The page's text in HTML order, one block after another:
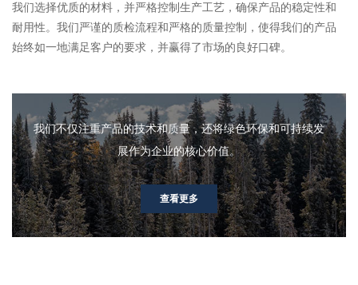
我们选择优质的材料，并严格控制生产工艺，确保产品的稳定性和
耐用性。我们严谨的质检流程和严格的质量控制，使得我们的产品
始终如一地满足客户的要求，并赢得了市场的良好口碑。
我们不仅注重产品的技术和质量，还将绿色环保和可持续发
展作为企业的核心价值。
查看更多